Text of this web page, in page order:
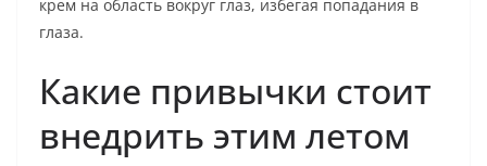
крем на область вокруг глаз, избегая попадания в
глаза.
Какие привычки стоит
внедрить этим летом